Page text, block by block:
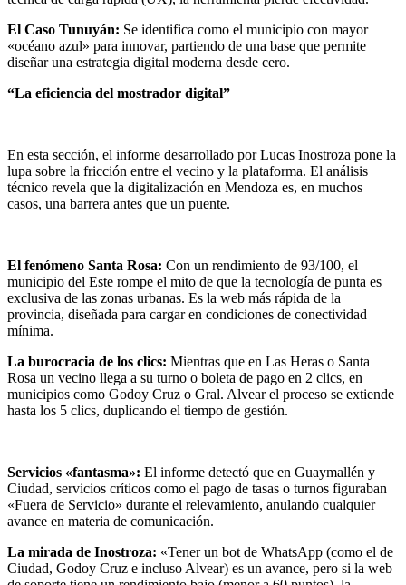
El Caso Tunuyán: Se identifica como el municipio con mayor
«océano azul» para innovar, partiendo de una base que permite
diseñar una estrategia digital moderna desde cero.
“La eficiencia del mostrador digital”
En esta sección, el informe desarrollado por Lucas Inostroza pone la
lupa sobre la fricción entre el vecino y la plataforma. El análisis
técnico revela que la digitalización en Mendoza es, en muchos
casos, una barrera antes que un puente.
El fenómeno Santa Rosa: Con un rendimiento de 93/100, el
municipio del Este rompe el mito de que la tecnología de punta es
exclusiva de las zonas urbanas. Es la web más rápida de la
provincia, diseñada para cargar en condiciones de conectividad
mínima.
La burocracia de los clics: Mientras que en Las Heras o Santa
Rosa un vecino llega a su turno o boleta de pago en 2 clics, en
municipios como Godoy Cruz o Gral. Alvear el proceso se extiende
hasta los 5 clics, duplicando el tiempo de gestión.
Servicios «fantasma»: El informe detectó que en Guaymallén y
Ciudad, servicios críticos como el pago de tasas o turnos figuraban
«Fuera de Servicio» durante el relevamiento, anulando cualquier
avance en materia de comunicación.
La mirada de Inostroza: «Tener un bot de WhatsApp (como el de
Ciudad, Godoy Cruz e incluso Alvear) es un avance, pero si la web